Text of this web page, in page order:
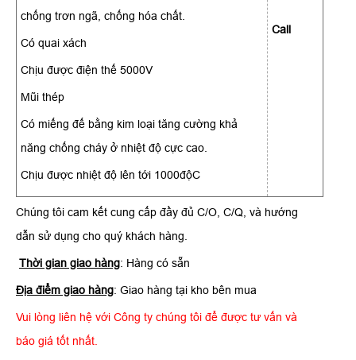
chống trơn ngã, chống hóa chất.
Có quai xách
Chịu được điện thế 5000V
Mũi thép
Có miếng đế bằng kim loại tăng cường khả
năng chống cháy ở nhiệt độ cực cao.
Chịu được nhiệt độ lên tới 1000độC
Call
Chúng tôi cam kết cung cấp đầy đủ C/O, C/Q, và hướng
dẫn sử dụng cho quý khách hàng.
Thời gian giao hàng: Hàng có sẵn
Địa điểm giao hàng: Giao hàng tại kho bên mua
Vui lòng liên hệ với Công ty chúng tôi để được tư vấn và
báo giá tốt nhất.